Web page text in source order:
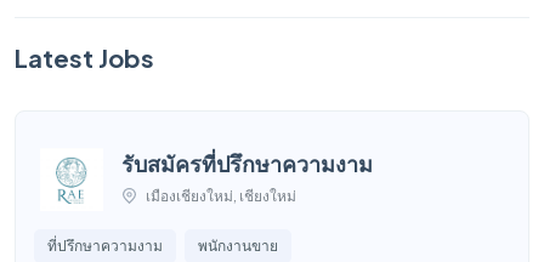
Latest Jobs
รับสมัครที่ปรึกษาความงาม
เมืองเชียงใหม่, เชียงใหม่
ที่ปรึกษาความงาม พนักงานขาย